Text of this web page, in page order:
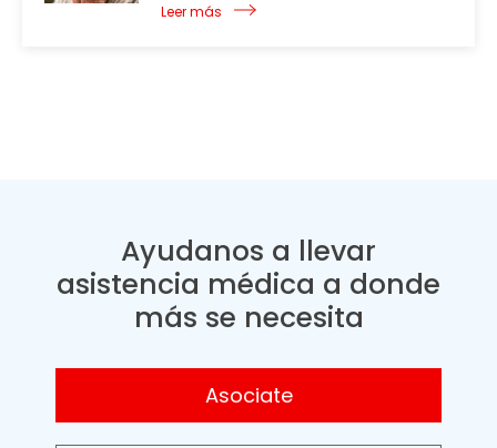
Leer más
Ayudanos a llevar
asistencia médica a donde
más se necesita
Asociate